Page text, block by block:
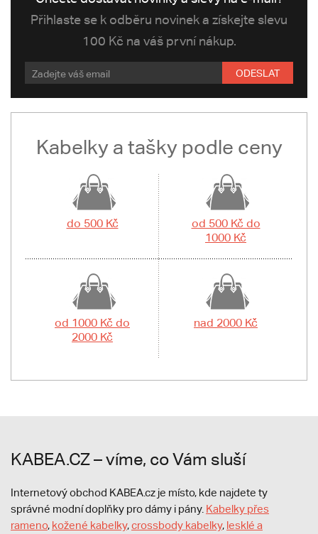
Přihlaste se k odběru novinek a získejte slevu
100 Kč na váš první nákup.
ODESLAT
Kabelky a tašky podle ceny
do 500 Kč
od 500 Kč do
1000 Kč
od 1000 Kč do
2000 Kč
nad 2000 Kč
KABEA.CZ – víme, co Vám sluší
Internetový obchod KABEA.cz je místo, kde najdete ty
správné modní doplňky pro dámy i pány. Kabelky přes
rameno, kožené kabelky,crossbody kabelky, lesklé a